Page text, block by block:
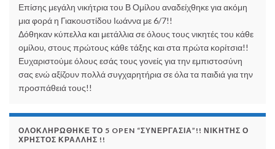
Επίσης μεγάλη νικήτρια του Β Ομίλου αναδείχθηκε για ακόμη
μια φορά η Γιακουστίδου Ιωάννα με 6/7!!
Δόθηκαν κύπελλα και μετάλλια σε όλους τους νικητές του κάθε
ομίλου, στους πρώτους κάθε τάξης και στα πρώτα κορίτσια!!
Ευχαριστούμε όλους εσάς τους γονείς για την εμπιστοσύνη
σας ενώ αξίζουν πολλά συγχαρητήρια σε όλα τα παιδιά για την
προσπάθειά τους!!
ΟΛΟΚΛΗΡΏΘΗΚΕ ΤΟ 5 OPEN “ΣΥΝΕΡΓΑΣΊΑ”!! ΝΙΚΗΤΉΣ Ο
ΧΡΉΣΤΟΣ ΚΡΆΛΛΗΣ !!